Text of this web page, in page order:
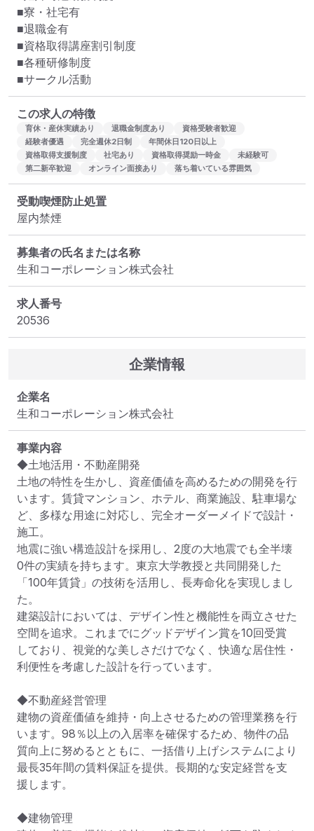
■寮・社宅有
■退職金有
■資格取得講座割引制度
■各種研修制度
■サークル活動
この求人の特徴
育休・産休実績あり 退職金制度あり
資格受験者歓迎
経験者優遇
完全週休2日制
年間休日120日以上
資格取得支援制度
社宅あり 資格取得奨励一時金
未経験可
第二新卒歓迎
オンライン面接あり 落ち着いている雰囲気
受動喫煙防止処置
屋内禁煙
募集者の氏名または名称
生和コーポレーション株式会社
求人番号
20536
企業情報
企業名
生和コーポレーション株式会社
事業内容
◆土地活用・不動産開発
土地の特性を生かし、資産価値を高めるための開発を行
います。賃貸マンション、ホテル、商業施設、駐車場な
ど、多様な用途に対応し、完全オーダーメイドで設計・
施工。
地震に強い構造設計を採用し、2度の大地震でも全半壊
0件の実績を持ちます。東京大学教授と共同開発した
「100年賃貸」の技術を活用し、長寿命化を実現しまし
た。
建築設計においては、デザイン性と機能性を両立させた
空間を追求。これまでにグッドデザイン賞を10回受賞
しており、視覚的な美しさだけでなく、快適な居住性・
利便性を考慮した設計を行っています。
◆不動産経営管理
建物の資産価値を維持・向上させるための管理業務を行
います。98％以上の入居率を確保するため、物件の品
質向上に努めるとともに、一括借り上げシステムにより
最長35年間の賃料保証を提供。長期的な安定経営を支
援します。
◆建物管理